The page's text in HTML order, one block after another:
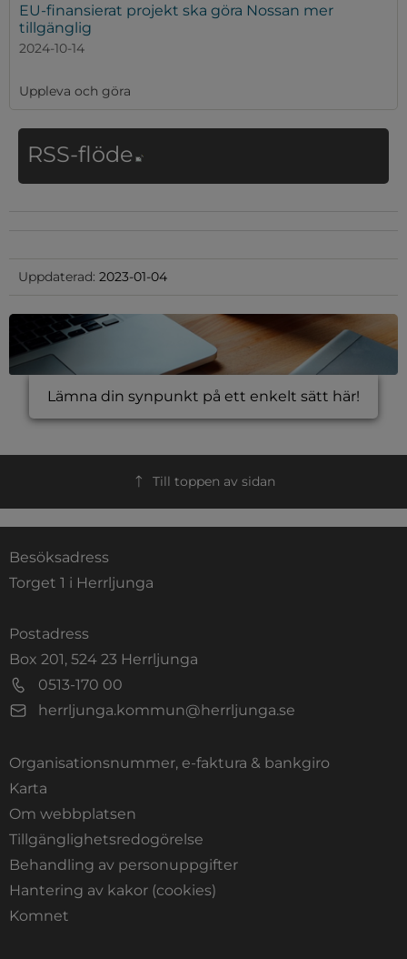
EU-finansierat projekt ska göra Nossan mer
tillgänglig
2024-10-14
Uppleva och göra
RSS-flöde
Uppdaterad: 2023-01-04
Lämna din synpunkt på ett enkelt sätt här!
Till toppen av sidan
Besöksadress
Torget 1 i Herrljunga
Postadress
Box 201, 524 23 Herrljunga
0513-170 00
herrljunga.kommun@herrljunga.se
Organisationsnummer, e-faktura & bankgiro
Karta
Om webbplatsen
Tillgänglighetsredogörelse
Behandling av personuppgifter
Hantering av kakor (cookies)
Komnet